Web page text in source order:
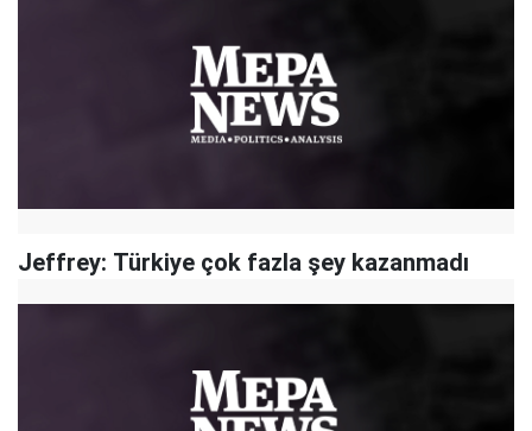
Jeffrey: Türkiye çok fazla şey kazanmadı